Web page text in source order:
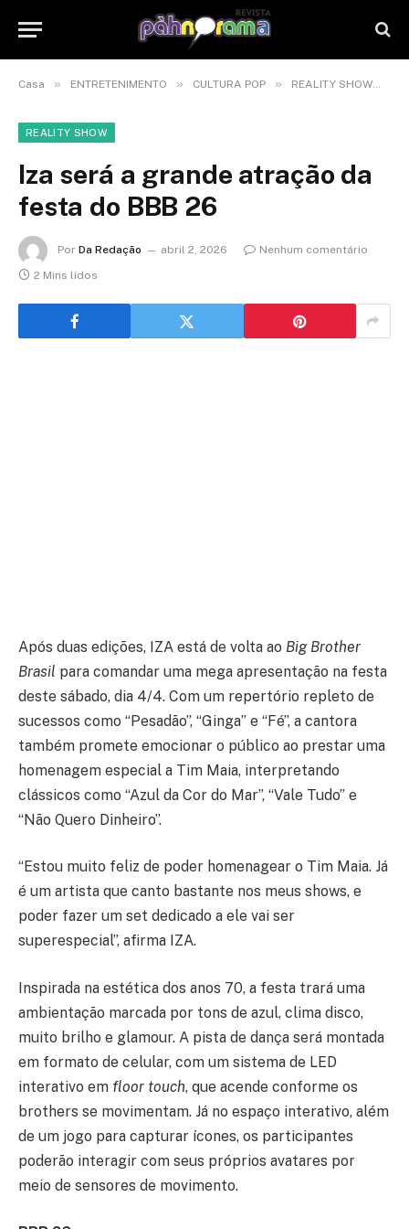
Casa » ENTRETENIMENTO » CULTURA POP » REALITY SHOW
REALITY SHOW
Iza será a grande atração da
festa do BBB 26
Por Da Redação abril 2, 2026
Nenhum comentário
2 Mins lidos
Após duas edições, IZA está de volta ao Big Brother
Brasil para comandar uma mega apresentação na festa
deste sábado, dia 4/4. Com um repertório repleto de
sucessos como “Pesadão”, “Ginga” e “Fé”, a cantora
também promete emocionar o público ao prestar uma
homenagem especial a Tim Maia, interpretando
clássicos como “Azul da Cor do Mar”, “Vale Tudo” e
“Não Quero Dinheiro”.
“Estou muito feliz de poder homenagear o Tim Maia. Já
é um artista que canto bastante nos meus shows, e
poder fazer um set dedicado a ele vai ser
superespecial”, afirma IZA.
Inspirada na estética dos anos 70, a festa trará uma
ambientação marcada por tons de azul, clima disco,
muito brilho e glamour. A pista de dança será montada
em formato de celular, com um sistema de LED
interativo em floor touch, que acende conforme os
brothers se movimentam. Já no espaço interativo, além
de um jogo para capturar ícones, os participantes
poderão interagir com seus próprios avatares por
meio de sensores de movimento.